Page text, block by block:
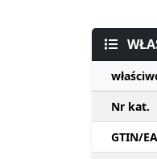
Nr kat.
GTIN/